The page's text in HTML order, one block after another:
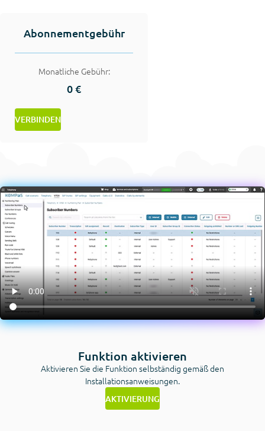
Abonnementgebühr
Monatliche Gebühr:
0 €
VERBINDEN
Funktion aktivieren
Aktivieren Sie die Funktion selbständig gemäß den
Installationsanweisungen.
AKTIVIERUNG